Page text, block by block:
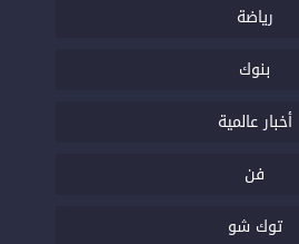
رياضة
بنوك
أخبار عالمية
فن
توك شو